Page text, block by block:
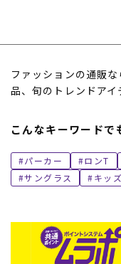
ファッションの通販
品、旬のトレンドアイ
こんなキーワードで
パーカー ロンT
サングラス
キッズ